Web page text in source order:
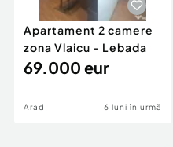
Apartament 2 camere
zona Vlaicu - Lebada
69.000 eur
Arad 6 luni în urmă